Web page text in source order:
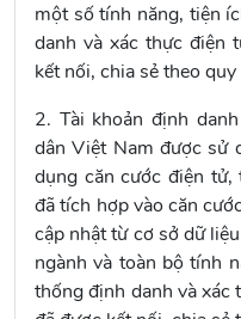
một số tính năng, tiện
danh và xác thực điện
kết nối, chia sẻ theo
2. Tài khoản định
dân Việt Nam được sử
dụng căn cước điện
đã tích hợp vào căn
cập nhật từ cơ sở dữ
ngành và toàn bộ tính
thống định danh và xác